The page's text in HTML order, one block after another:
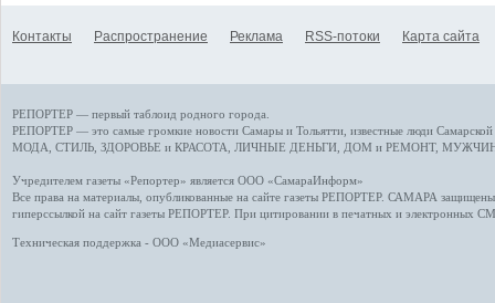
Контакты Распространение Реклама RSS-потоки Карта сайта
РЕПОРТЕР — первый таблоид родного города.
РЕПОРТЕР — это самые громкие новости Самары и Тольятти, известные люди
МОДА, СТИЛЬ ЗДОРОВЬЕ и КРАСОТА ЛИЧНЫЕ ДЕНЬГИ ДОМ и РЕМОНТ,
Учредителем газеты «Репортер» является ООО «СамараИнформ»
Все права на материалы, опубликованные на сайте газеты РЕПОРТЕР. САМАРА защищены.
гиперссылкой на сайт газеты РЕПОРТЕР. При цитировании в печатных и электронных
Техническая поддержка - ООО «Медиасервис»